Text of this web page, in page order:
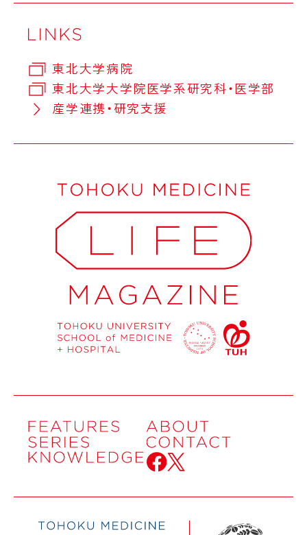
東北大学病院
東北大学大学院医学系研究科・医学部
産学連携・研究支援